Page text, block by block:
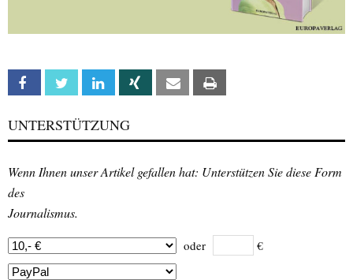
Facebook Twitter Linkedin Xing Email
UNTERSTÜTZUNG
Wenn Ihnen unser Artikel gefallen hat: Unterstützen Sie diese Form
des
Journalismus.
oder €